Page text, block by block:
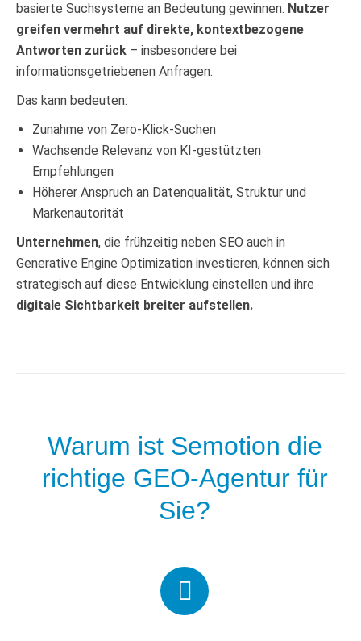
basierte Suchsysteme an Bedeutung gewinnen. Nutzer
greifen vermehrt auf direkte, kontextbezogene
Antworten zurück – insbesondere bei
informationsgetriebenen Anfragen.
Das kann bedeuten:
Zunahme von Zero-Klick-Suchen
Wachsende Relevanz von KI-gestützten
Empfehlungen
Höherer Anspruch an Datenqualität, Struktur und
Markenautorität
Unternehmen, die frühzeitig neben SEO auch in
Generative Engine Optimization investieren, können sich
strategisch auf diese Entwicklung einstellen und ihre
digitale Sichtbarkeit breiter aufstellen.
Warum ist Semotion die
richtige GEO-Agentur für
Sie?